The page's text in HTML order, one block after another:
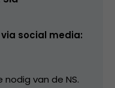
social media:
van de NS.